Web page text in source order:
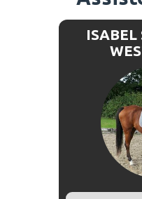
som jeg
med teknik
på hesteryg.
Som træner
at se andre
succes og få
fortsætte
ISABEL